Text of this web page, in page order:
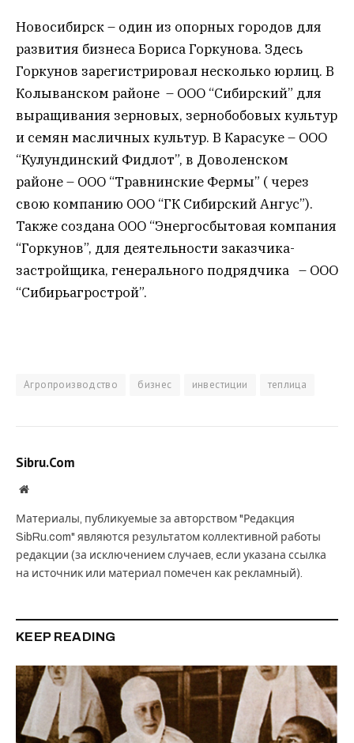
Новосибирск – один из опорных городов для
развития бизнеса Бориса Горкунова. Здесь
Горкунов зарегистрировал несколько юрлиц. В
Колыванском районе – ООО “Сибирский” для
выращивания зерновых, зернобобовых культур
и семян масличных культур. В Карасуке – ООО
“Кулундинский Фидлот”, в Доволенском
районе – ООО “Травнинские Фермы” ( через
свою компанию ООО “ГК Сибирский Ангус”).
Также создана ООО “Энергосбытовая компания
“Горкунов”, для деятельности заказчика-
застройщика, генерального подрядчика – ООО
“Сибирьагрострой”.
Агропроизводство бизнес инвестиции теплица
Sibru.Com
Website
Материалы, публикуемые за авторством "Редакция
SibRu.com" являются результатом коллективной работы
редакции (за исключением случаев, если указана ссылка
на источник или материал помечен как рекламный).
KEEP READING